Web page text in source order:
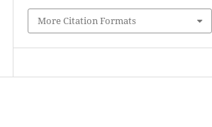
More Citation Formats